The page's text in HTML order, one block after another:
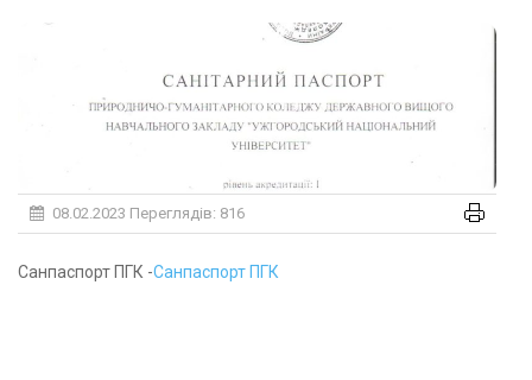
08.02.2023 Переглядів: 816
Санпаспорт ПГК -Санпаспорт ПГК